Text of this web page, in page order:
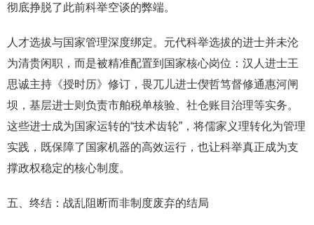
彻底挣脱了此前科举空谈的弊端。
人才选拔与国家管理深度绑定。元代科举选拔的进士并未沦
为清贵闲职，而是被精准配置到国家核心岗位：汉人进士王
思诚主持《授时历》修订，畏兀儿进士偰哲笃督修通惠河闸
坝，基层进士则负责市舶税单核验、社仓账目治理等实务。
这些进士成为国家运转的“技术齿轮”，将儒家义理转化为管理
实践，既保障了国家机器的高效运行，也让科举真正成为支
撑政权稳定的核心制度。
五、终结：战乱阻断而非制度废弃的结局